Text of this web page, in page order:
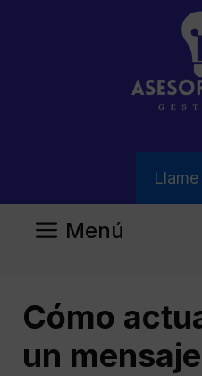
Menú
Cómo
un